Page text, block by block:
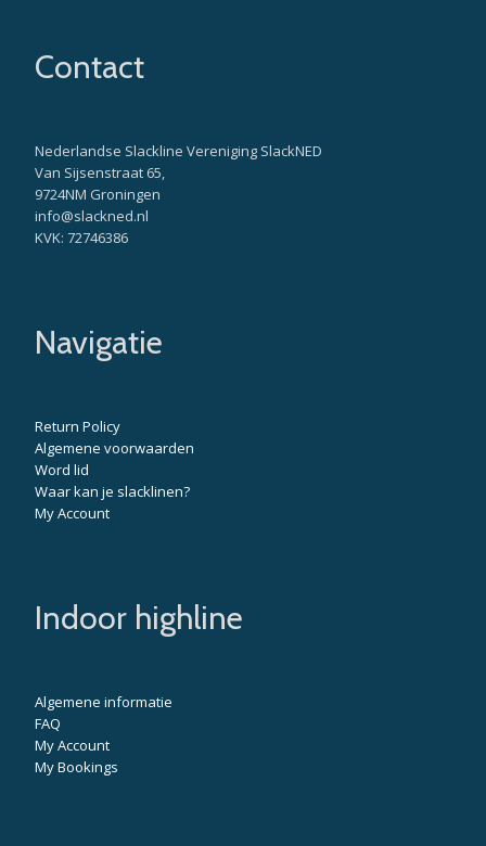
Contact
Nederlandse Slackline Vereniging SlackNED
Van Sijsenstraat 65,
9724NM Groningen
info@slackned.nl
KVK: 72746386
Navigatie
Return Policy
Algemene voorwaarden
Word lid
Waar kan je slacklinen?
My Account
Indoor highline
Algemene informatie
FAQ
My Account
My Bookings